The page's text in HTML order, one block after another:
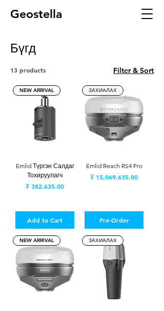
Geostella
Бүгд
13 products Filter & Sort
NEW ARRIVAL
Emlid Түргэн Салдаг
Тохируулагч
Price
₮ 382,635.00
Add to Cart
ЗАХИАЛАХ
Emlid Reach RS4 Pro
Price
₮ 15,069,635.00
Pre-Order
NEW ARRIVAL ЗАХИАЛАХ